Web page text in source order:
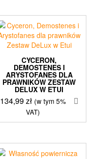
CYCERON,
DEMOSTENES I
ARYSTOFANES DLA
PRAWNIKÓW ZESTAW
DELUX W ETUI
134,99zł (w tym 5%
VAT)